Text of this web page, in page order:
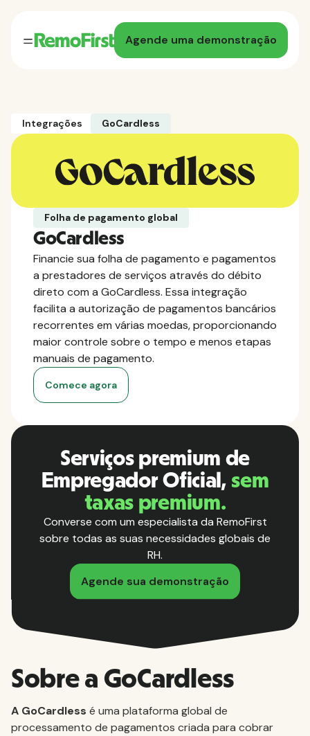
Agende uma demonstração
Integrações GoCardless
Folha de pagamento global
GoCardless
Financie sua folha de pagamento e pagamentos
a prestadores de serviços através do débito
direto com a GoCardless. Essa integração
facilita a autorização de pagamentos bancários
recorrentes em várias moedas, proporcionando
maior controle sobre o tempo e menos etapas
manuais de pagamento.
Comece agora
Serviços premium de
Empregador Oficial, sem
taxas premium.
Converse com um especialista da RemoFirst
sobre todas as suas necessidades globais de
RH.
Agende sua demonstração
Sobre a GoCardless
A GoCardless é uma plataforma global de
processamento de pagamentos criada para cobrar